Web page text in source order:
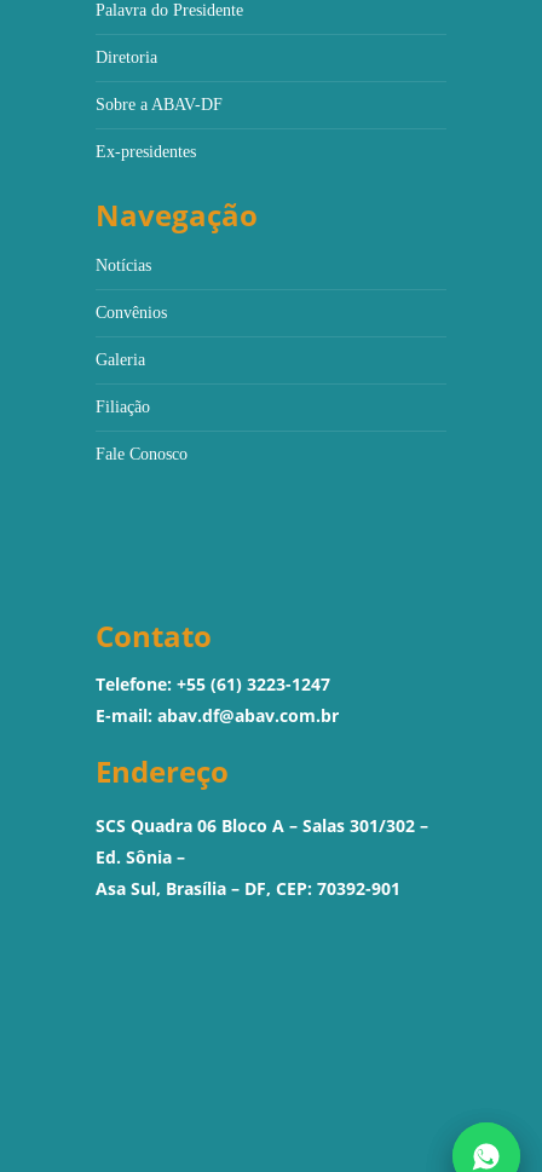
Palavra do Presidente
Diretoria
Sobre a ABAV-DF
Ex-presidentes
Navegação
Notícias
Convênios
Galeria
Filiação
Fale Conosco
Contato
Telefone: +55 (61) 3223-1247
E-mail: abav.df@abav.com.br
Endereço
SCS Quadra 06 Bloco A – Salas 301/302 –
Ed. Sônia –
Asa Sul, Brasília – DF, CEP: 70392-901